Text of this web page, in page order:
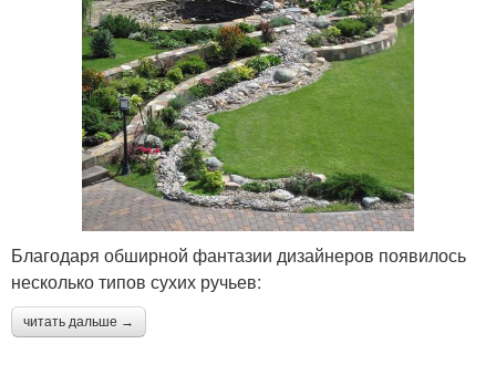
Ручей из кувшина Ручей на участке
Благодаря обширной фантазии дизайнеров появилось
несколько типов сухих ручьев:
читать дальше →